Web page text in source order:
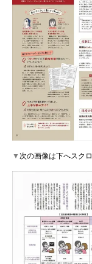
▼次の画像は下へスク